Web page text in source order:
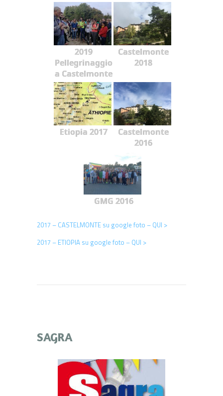
2019
Pellegrinaggio
a Castelmonte
Castelmonte
2018
Etiopia 2017
Castelmonte
2016
GMG 2016
2017 – CASTELMONTE su google foto – QUI >
2017 – ETIOPIA su google foto – QUI >
SAGRA